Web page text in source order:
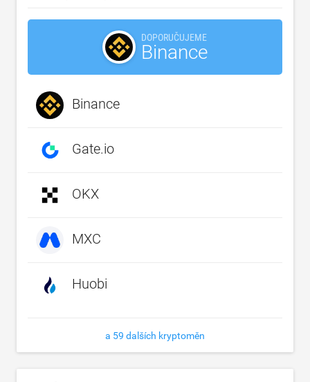
DOPORUČUJEME
Binance
Binance
Gate.io
OKX
MXC
Huobi
a 59 dalších kryptoměn